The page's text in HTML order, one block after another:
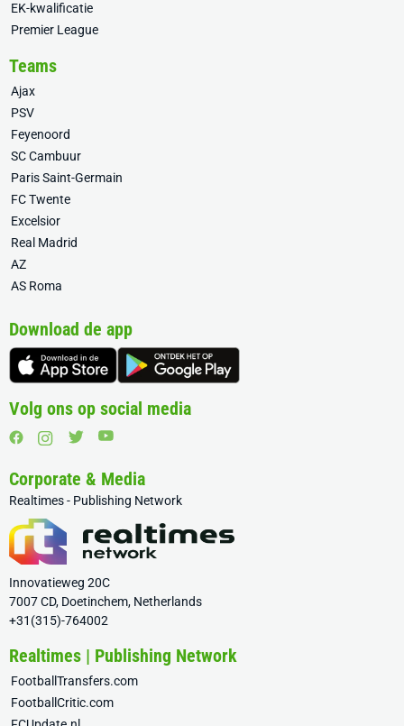
EK-kwalificatie
Premier League
Teams
Ajax
PSV
Feyenoord
SC Cambuur
Paris Saint-Germain
FC Twente
Excelsior
Real Madrid
AZ
AS Roma
Download de app
Volg ons op social media
Corporate & Media
Realtimes - Publishing Network
Innovatieweg 20C
7007 CD, Doetinchem, Netherlands
+31(315)-764002
Realtimes | Publishing Network
FootballTransfers.com
FootballCritic.com